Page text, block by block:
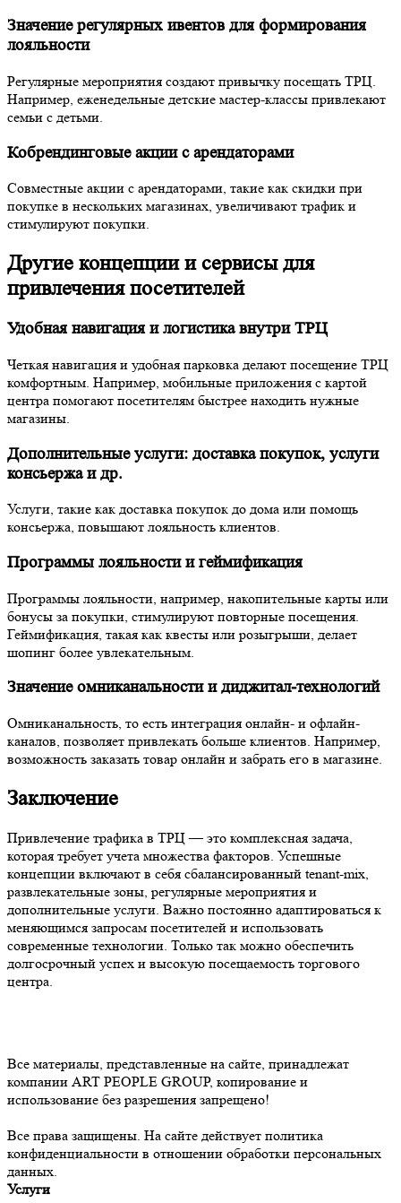
Значение регулярных ивентов для формирования
лояльности
Регулярные мероприятия создают привычку посещать ТРЦ.
Например, еженедельные детские мастер-классы привлекают
семьи с детьми.
Кобрендинговые акции с арендаторами
Совместные акции с арендаторами, такие как скидки при
покупке в нескольких магазинах, увеличивают трафик и
стимулируют покупки.
Другие концепции и сервисы для
привлечения посетителей
Удобная навигация и логистика внутри ТРЦ
Четкая навигация и удобная парковка делают посещение ТРЦ
комфортным. Например, мобильные приложения с картой
центра помогают посетителям быстрее находить нужные
магазины.
Дополнительные услуги: доставка покупок, услуги
консьержа и др.
Услуги, такие как доставка покупок до дома или помощь
консьержа, повышают лояльность клиентов.
Программы лояльности и геймификация
Программы лояльности, например, накопительные карты или
бонусы за покупки, стимулируют повторные посещения.
Геймификация, такая как квесты или розыгрыши, делает
шопинг более увлекательным.
Значение омниканальности и диджитал-технологий
Омниканальность, то есть интеграция онлайн- и офлайн-
каналов, позволяет привлекать больше клиентов. Например,
возможность заказать товар онлайн и забрать его в магазине.
Заключение
Привлечение трафика в ТРЦ — это комплексная задача,
которая требует учета множества факторов. Успешные
концепции включают в себя сбалансированный tenant-mix,
развлекательные зоны, регулярные мероприятия и
дополнительные услуги. Важно постоянно адаптироваться к
меняющимся запросам посетителей и использовать
современные технологии. Только так можно обеспечить
долгосрочный успех и высокую посещаемость торгового
центра.
Все материалы, представленные на сайте, принадлежат
компании ART PEOPLE GROUP, копирование и
использование без разрешения запрещено!
Все права защищены. На сайте действует политика
конфиденциальности в отношении обработки персональных
данных.
Услуги